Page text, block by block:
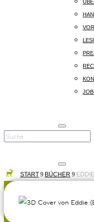
START 9 BÜCHER 9